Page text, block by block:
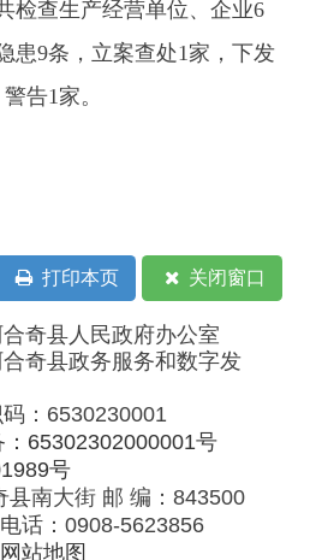
打印本页
县政务服务和数字发
号
号
南大街 邮 编：843500
：0908-5623856
地图
督电话：0908-